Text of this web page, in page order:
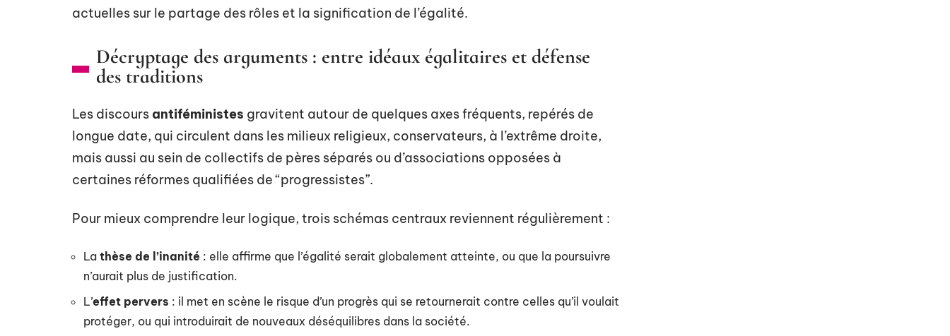
actuelles sur le partage des rôles et la signification de l’égalité.
Décryptage des arguments : entre idéaux égalitaires et défense
des traditions
Les discours antiféministes gravitent autour de quelques axes fréquents, repérés de
longue date, qui circulent dans les milieux religieux, conservateurs, à l’extrême droite,
mais aussi au sein de collectifs de pères séparés ou d’associations opposées à
certaines réformes qualifiées de “progressistes”.
Pour mieux comprendre leur logique, trois schémas centraux reviennent régulièrement :
La thèse de l’inanité : elle affirme que l’égalité serait globalement atteinte, ou que la poursuivre
n’aurait plus de justification.
L’effet pervers : il met en scène le risque d’un progrès qui se retournerait contre celles qu’il voulait
protéger, ou qui introduirait de nouveaux déséquilibres dans la société.